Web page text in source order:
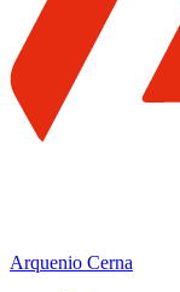
Arquenio Cerna